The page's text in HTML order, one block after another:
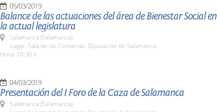
05/03/2019
Balance de las actuaciones del área de Bienestar Social en
la actual legislatura
Salamanca (Salamanca)
Lugar: Sala de las Comarcas. Diputación de Salamanca
Hora: 10:30 h.
04/03/2019
Presentación del I Foro de la Caza de Salamanca
Salamanca (Salamanca)